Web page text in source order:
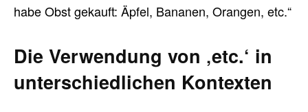
habe Obst gekauft: Äpfel, Bananen, Orangen, etc.“
Die Verwendung von ‚etc.‘ in
unterschiedlichen Kontexten